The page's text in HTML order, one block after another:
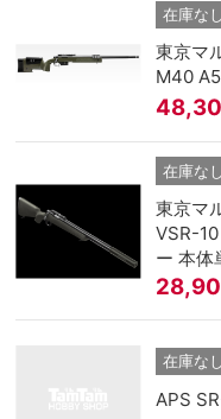
在庫なし
東京マ
M40
在庫なし
東京マ
VSR-
ー 本体
在庫なし
APS